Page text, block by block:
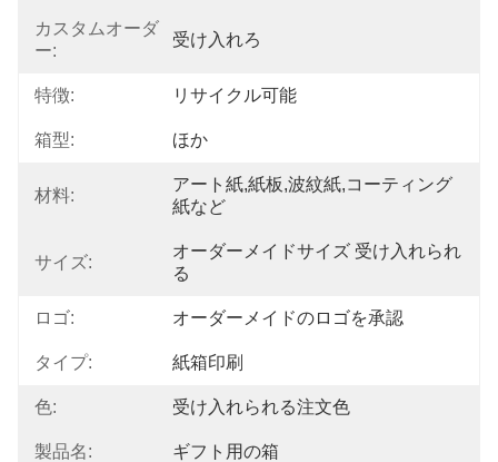
カスタムオーダ
ー:
受け入れろ
特徴: リサイクル可能
箱型: ほか
材料:
アート紙,紙板,波紋紙,コーティング
紙など
サイズ:
オーダーメイドサイズ 受け入れられ
る
ロゴ: オーダーメイドのロゴを承認
タイプ: 紙箱印刷
色: 受け入れられる注文色
製品名: ギフト用の箱